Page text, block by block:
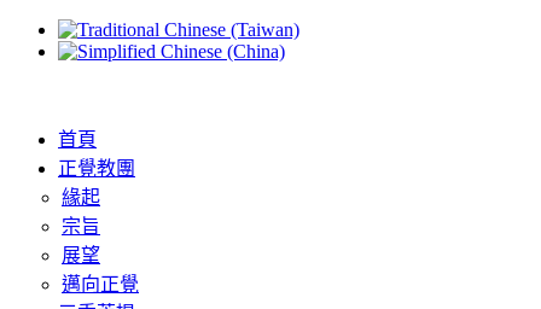
首頁
正覺教團
緣起
宗旨
展望
邁向正覺